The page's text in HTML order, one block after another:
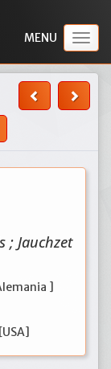
; Jauchzet
]